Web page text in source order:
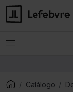
Catálogo